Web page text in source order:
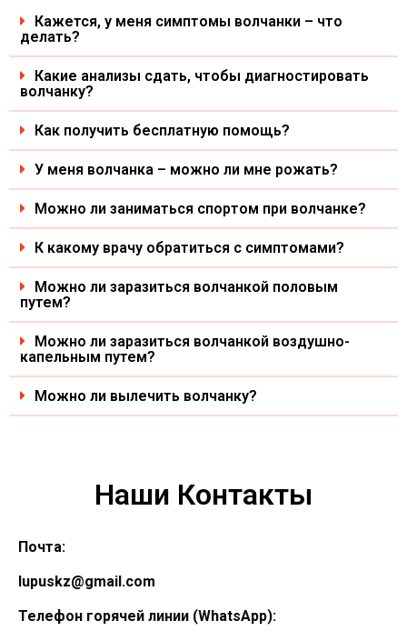
Кажется, у меня симптомы волчанки – что
делать?
Какие анализы сдать, чтобы диагностировать
волчанку?
Как получить бесплатную помощь?
У меня волчанка – можно ли мне рожать?
Можно ли заниматься спортом при волчанке?
К какому врачу обратиться с симптомами?
Можно ли заразиться волчанкой половым
путем?
Можно ли заразиться волчанкой воздушно-
капельным путем?
Можно ли вылечить волчанку?
Наши Контакты
Почта:
lupuskz@gmail.com
Телефон горячей линии (WhatsApp):